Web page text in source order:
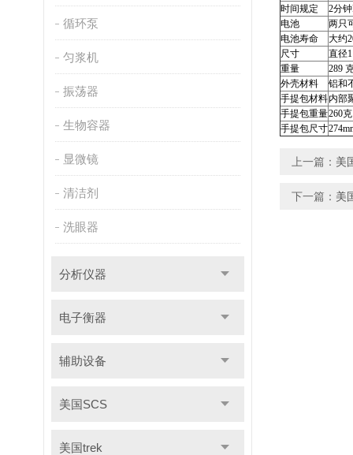
循环泵
匀浆机
振荡器
生物容器
显微镜
清洁剂
洗眼器
分析仪器
电子衡器
辅助设备
美国SCS
美国trek
时间规定
2分
电池
两只
电池寿命
大约
尺寸
直径
重量
289
外壳材料
铝和
手提包材料内部
手提包重量260克
手提包尺寸
上一篇： 美
下一篇： 美